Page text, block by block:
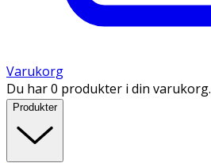
Varukorg
Du har 0 produkter i din varukorg.
Produkter